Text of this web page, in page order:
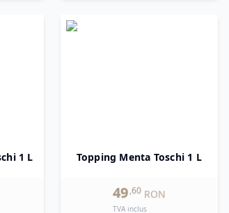
1 L Topping Menta Toschi 1 L
49,60 RON
TVA inclus